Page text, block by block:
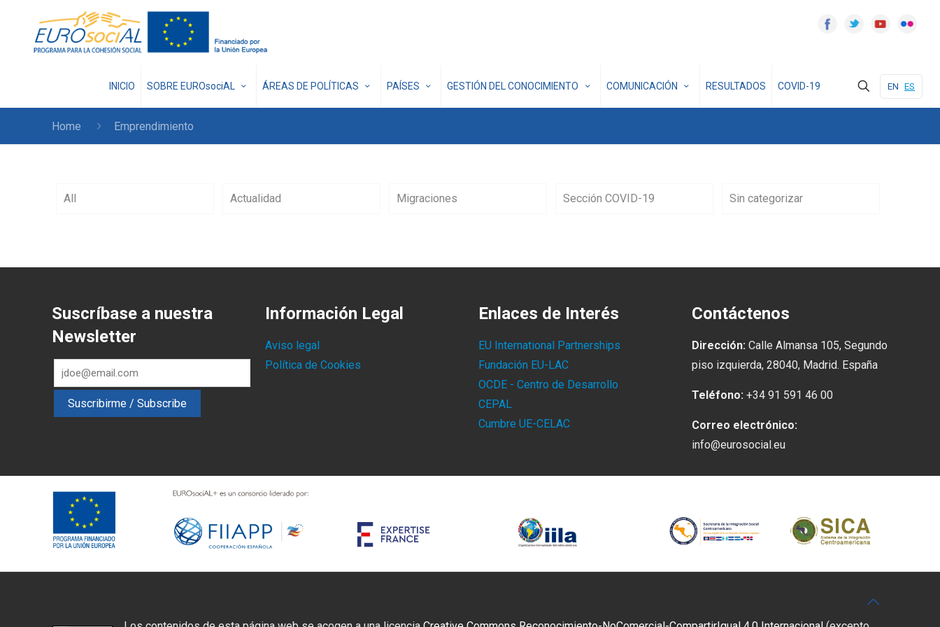
INICIO SOBRE EUROsociAL ÁREAS DE POLÍTICAS PAÍSES GESTIÓN DEL CONOCIMIENTO COMUNICACIÓN RESULTADOS COVID-19 EN ES
Home Emprendimiento
All Actualidad Migraciones Sección COVID-19 Sin categorizar
Suscríbase a nuestra
Newsletter
Información Legal
Aviso legal
Política de Cookies
Enlaces de Interés
EU International Partnerships
Fundación EU-LAC
OCDE - Centro de Desarrollo
CEPAL
Cumbre UE-CELAC
Contáctenos
Dirección: Calle Almansa 105, Segundo
piso izquierda, 28040, Madrid. España
Teléfono: +34 91 591 46 00
Correo electrónico:
info@eurosocial.eu